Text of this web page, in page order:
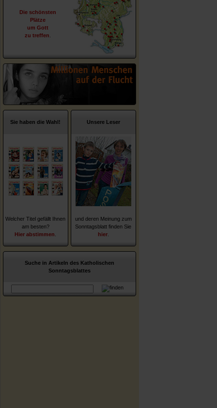
Die schönsten
Plätze
um Gott
zu treffen
Sie haben die Wahl!
Welcher Titel gefällt Ihnen
am besten?
Hier abstimmen
Unsere Leser
und deren Meinung zum
Sonntagsblatt finden Sie
hier
Suche in Artikeln des Katholischen
Sonntagsblattes